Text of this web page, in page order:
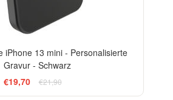
iPhone 13 mini - Personalisierte
Gravur - Schwarz
€19,70
€21,90